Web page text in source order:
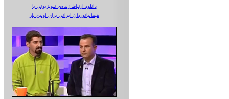
دانلود ارتباط زنده‌ی تلویزیونی‌ با
هیمالیانوردان ایرانی برای اولین بار